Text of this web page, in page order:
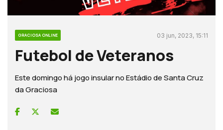
GRACIOSA ONLINE 03 jun, 2023, 15:11
Futebol de Veteranos
Este domingo há jogo insular no Estádio de Santa Cruz
da Graciosa